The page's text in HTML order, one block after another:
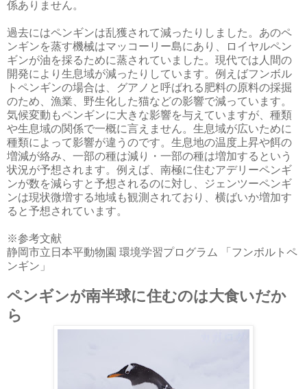
係ありません。
過去にはペンギンは乱獲されて減ったりしました。あのペ
ンギンを蒸す機械はマッコーリー島にあり、ロイヤルペン
ギンが油を採るために蒸されていました。現代では人間の
開発により生息域が減ったりしています。例えばフンボル
トペンギンの場合は、グアノと呼ばれる肥料の原料の採掘
のため、漁業、野生化した猫などの影響で減っています。
気候変動もペンギンに大きな影響を与えていますが、種類
や生息域の関係で一概に言えません。生息域が広いために
種類によって影響が違うのです。生息地の温度上昇や餌の
増減が絡み、一部の種は減り・一部の種は増加するという
状況が予想されます。例えば、南極に住むアデリーペンギ
ンが数を減らすと予想されるのに対し、ジェンツーペンギ
ンは現状微増する地域も観測されており、横ばいか増加す
ると予想されています。
※参考文献
静岡市立日本平動物園 環境学習プログラム 「フンボルトペ
ンギン」
ペンギンが南半球に住むのは大食いだか
ら